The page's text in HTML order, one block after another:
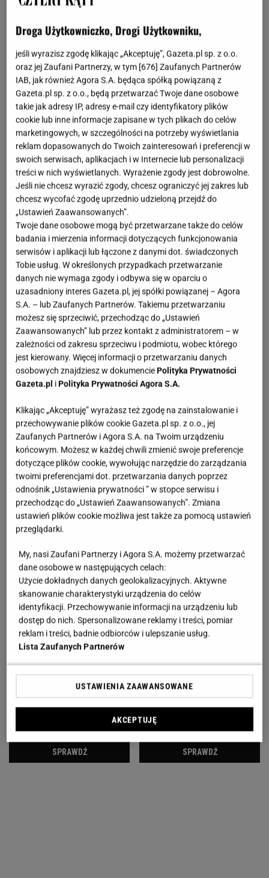
pragną wprowadzić do swoich domów luz, ciepło i
nutę artystycznej swobody. To estetyka pełna
miękkich tkanin, naturalnych materiałów i
rękodzielniczych akcentów. Właśniedodatki w
duchu boho potrafią odmienić każde
pomieszczenie, sprawiając, że staje się ono
bardziej przytulne i osobiste. Oto kilka elementów,
które warto zaprosić do swojego domu.
Boho dodatki, które wniosą przytulność do każdego
wnętrza
1. Makramy i plecionki
Makramowe dekoracje – od klasycznych ściennych
ozdób po kwietniki – dodają wnętrzom tekstury i
subtelnej, rzemieślniczej energii. Plecionki z
bawełnianego sznurka, juty czy lnu świetnie
prezentują się na tle gładkich ścian, wprowadzając
miękkość i lekkość.
2. Poduszki i koce z frędzlami
Boho kocha tkaniny. Poduszki z etnicznymi wzorami,
miękkie pledy z frędzlami czy narzuty z naturalnej
wełny sprawiają, że kanapa, fotel lub łóżko nabierają
ciepłego charakteru. Stawiaj na różnorodność faktur:
bawełna, len czy dzianina świetnie się ze sobą
komponują.
Droga Użytkowniczko, Drogi Użytkowniku,
jeśli wyrazisz zgodę klikając „Akceptuję”, Gazeta.pl sp. z o.o.
oraz jej Zaufani Partnerzy, w tym [676] Zaufanych Partnerów
IAB, jak również Agora S.A. będąca spółką powiązaną z
Gazeta.pl sp. z o.o., będą przetwarzać Twoje dane osobowe
takie jak adresy IP, adresy e-mail czy identyfikatory plików
cookie lub inne informacje zapisane w tych plikach do celów
marketingowych, w szczególności na potrzeby wyświetlania
reklam dopasowanych do Twoich zainteresowań i preferencji w
swoich serwisach, aplikacjach i w Internecie lub personalizacji
treści w nich wyświetlanych. Wyrażenie zgody jest dobrowolne.
Jeśli nie chcesz wyrazić zgody, chcesz ograniczyć jej zakres lub
chcesz wycofać zgodę uprzednio udzieloną przejdź do
„Ustawień Zaawansowanych”.
Twoje dane osobowe mogą być przetwarzane także do celów
badania i mierzenia informacji dotyczących funkcjonowania
serwisów i aplikacji lub łączone z danymi dot. świadczonych
Tobie usług. W określonych przypadkach przetwarzanie
danych nie wymaga zgody i odbywa się w oparciu o
uzasadniony interes Gazeta.pl, jej spółki powiązanej – Agora
S.A. – lub Zaufanych Partnerów. Takiemu przetwarzaniu
możesz się sprzeciwić, przechodząc do „Ustawień
Zaawansowanych” lub przez kontakt z administratorem – w
zależności od zakresu sprzeciwu i podmiotu, wobec którego
jest kierowany. Więcej informacji o przetwarzaniu danych
osobowych znajdziesz w dokumenciePolityka Prywatności
Gazeta.pl iPolityka Prywatności Agora S.A.
Klikając „Akceptuję” wyrażasz też zgodę na zainstalowanie i
przechowywanie plików cookie Gazeta.pl sp. z o.o., jej
Zaufanych Partnerów i Agora S.A. na Twoim urządzeniu
końcowym. Możesz w każdej chwili zmienić swoje preferencje
dotyczące plików cookie, wywołując narzędzie do zarządzania
twoimi preferencjami dot. przetwarzania danych poprzez
odnośnik „Ustawienia prywatności ” w stopce serwisu i
przechodząc do „Ustawień Zaawansowanych”. Zmiana
ustawień plików cookie możliwa jest także za pomocą ustawień
przeglądarki.
My, nasi Zaufani Partnerzy i Agora S.A. możemy przetwarzać
dane osobowe w następujących celach:
Użycie dokładnych danych geolokalizacyjnych. Aktywne
skanowanie charakterystyki urządzenia do celów
identyfikacji. Przechowywanie informacji na urządzeniu lub
dostęp do nich. Spersonalizowane reklamy i treści, pomiar
reklam i treści, badnie odbiorców i ulepszanie usług.
Lista Zaufanych Partnerów
USTAWIENIA ZAAWANSOWANE
AKCEPTUJĘ